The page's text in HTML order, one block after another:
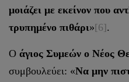
μοιάζει με εκείνον που
τρυπημένο πιθάρι»[6].
Ο άγιος Συμεών ο Νέος
συμβουλεύει: «Να μην